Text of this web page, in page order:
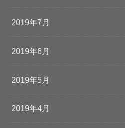
2019年7月
2019年6月
2019年5月
2019年4月